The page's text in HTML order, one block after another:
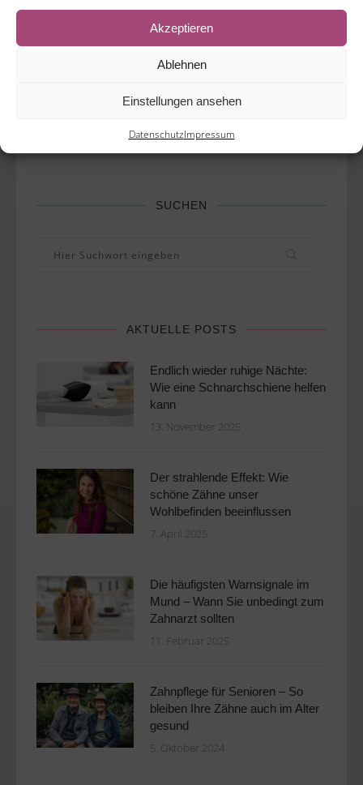
Akzeptieren
Ablehnen
Einstellungen ansehen
DatenschutzImpressum
Willkommen auf unserem Q1 Blog. Hier finden Sie
informative Artikel rund um die Themen Ernährung,
Zahngesundheit und Zahnästhetik.
Dr. Medya Mardi & Dr. Julia Vonholdt
SUCHEN
AKTUELLE POSTS
Endlich wieder ruhige Nächte:
Wie eine Schnarchschiene helfen
kann
13. November 2025
Der strahlende Effekt: Wie
schöne Zähne unser
Wohlbefinden beeinflussen
7. April 2025
Die häufigsten Warnsignale im
Mund – Wann Sie unbedingt zum
Zahnarzt sollten
11. Februar 2025
Zahnpflege für Senioren – So
bleiben Ihre Zähne auch im Alter
gesund
5. Oktober 2024